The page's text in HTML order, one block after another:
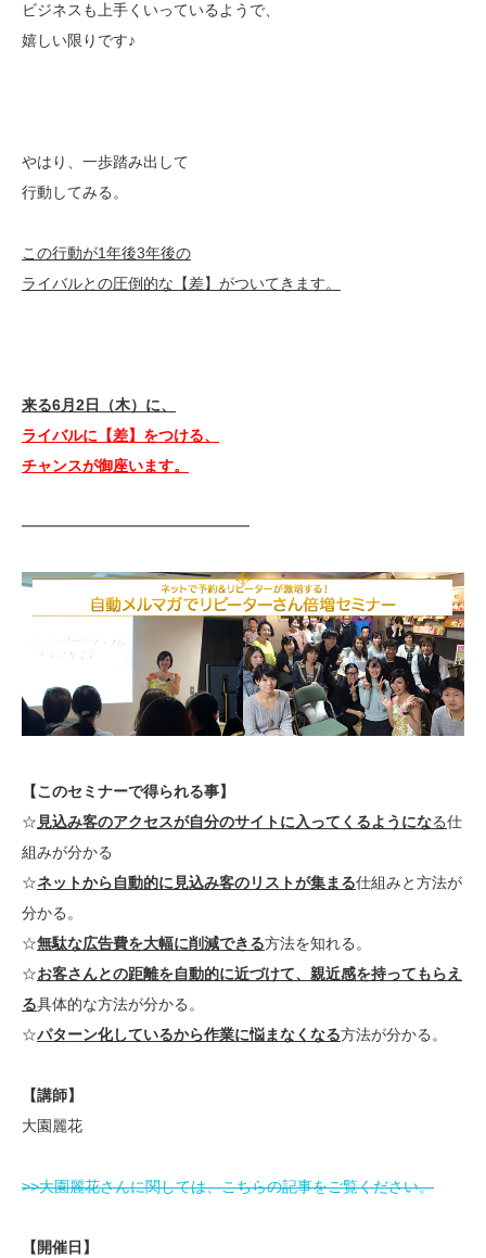
ビジネスも上手くいっているようで、
嬉しい限りです♪
やはり、一歩踏み出して
行動してみる。
この行動が1年後3年後の
ライバルとの圧倒的な【差】がついてきます。
来る6月2日（木）に、
ライバルに【差】をつける、
チャンスが御座います。
━━━━━━━━━━━━━━━
【このセミナーで得られる事】
☆ 見込み客のアクセスが自分のサイトに入ってくるようになる仕
組みが分かる
☆ネットから自動的に見込み客のリストが集まる仕組みと方法が
分かる。
☆無駄な広告費を大幅に削減できる方法を知れる。
☆お客さんとの距離を自動的に近づけて、親近感を持ってもらえ
る具体的な方法が分かる。
☆パターン化しているから作業に悩まなくなる方法が分かる。
【講師】
大園麗花
>>大園麗花さんに関しては、こちらの記事をご覧ください。
【開催日】